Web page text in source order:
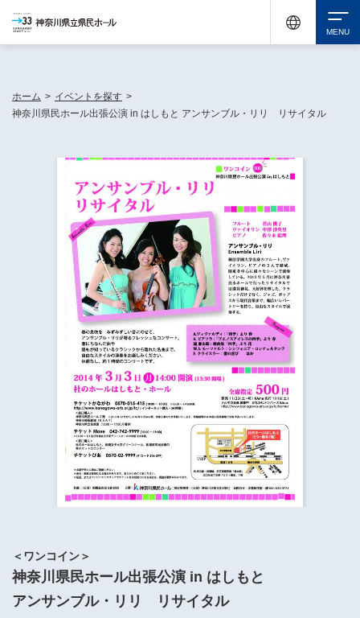
イベントを探す
・ イベント一覧
・ イベントカレンダー
休館中の県民ホールについて
・ 施設概要
・ パイプオルガン
・ 神奈川県民ホールの取り組み
神奈川県立県民ホールSNS
​​​​​​​​​​​​​神奈川県立県民ホール
ギャラリーSNS
ホーム > イベントを探す >
神奈川県民ホール出張公演 in はしもと アンサンブル・リリ リサイタル
＜ワンコイン＞
神奈川県民ホール出張公演 in はしもと
アンサンブル・リリ リサイタル